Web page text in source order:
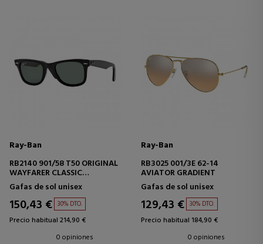
Ray-Ban
RB2140 901/58 T50 ORIGINAL
WAYFARER CLASSIC
POLARIZED
Gafas de sol unisex
150,43 € 30% DTO.
Precio habitual 214,90 €
0 opiniones
Ray-Ban
RB3025 001/3E 62-14
AVIATOR GRADIENT
Gafas de sol unisex
129,43 € 30% DTO.
Precio habitual 184,90 €
0 opiniones